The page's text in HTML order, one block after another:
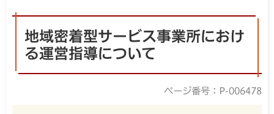
地域密着型サービス事業所におけ
る運営指導について
ページ番号：P-006478